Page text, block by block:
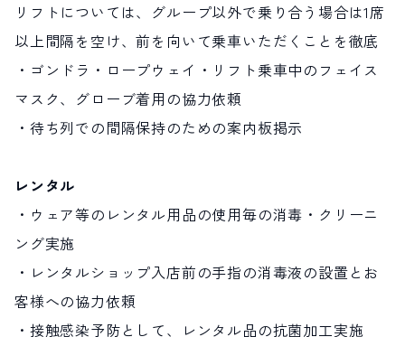
リフトについては、グループ以外で乗り合う場合は1席
以上間隔を空け、前を向いて乗車いただくことを徹底
・ゴンドラ・ロープウェイ・リフト乗車中のフェイス
マスク、グローブ着用の協力依頼
・待ち列での間隔保持のための案内板掲示
レンタル
・ウェア等のレンタル用品の使用毎の消毒・クリーニ
ング実施
・レンタルショップ入店前の手指の消毒液の設置とお
客様への協力依頼
・接触感染予防として、レンタル品の抗菌加工実施